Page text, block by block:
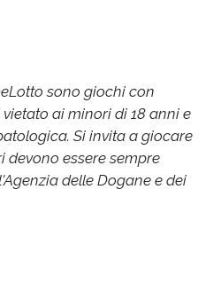
sono giochi con
ai minori di 18 anni e
Si invita a giocare
devono essere sempre
delle Dogane e dei